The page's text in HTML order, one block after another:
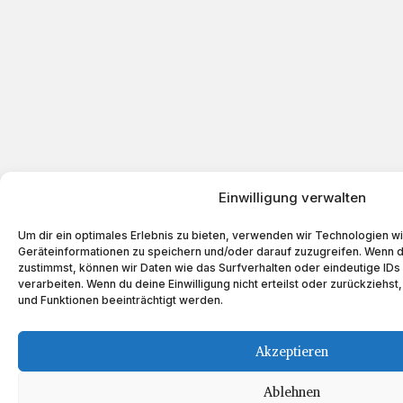
Einwilligung verwalten
Um dir ein optimales Erlebnis zu bieten, verwenden wir Technologien
Geräteinformationen zu speichern und/oder darauf zuzugreifen. Wenn
zustimmst, können wir Daten wie das Surfverhalten oder eindeutige
verarbeiten. Wenn du deine Einwilligung nicht erteilst oder
und Funktionen beeinträchtigt werden.
Akzeptieren
Ablehnen